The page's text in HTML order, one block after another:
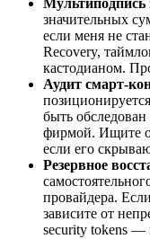
Мультиподпись
значительных
если меня не
Recovery,
кастодианом.
Аудит смарт-
быть
фирмой. Ищите
если его
Резервное
провайдера.
зависите от
security tokens —